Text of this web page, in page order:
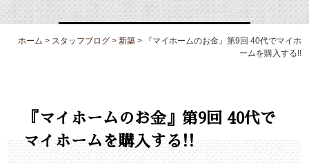
ホーム > スタッフブログ> 新築>
『マイホームのお金』第9回 40代でマイホ
ームを購入する!!
『マイホームのお金』第9回 40代で
マイホームを購入する!!